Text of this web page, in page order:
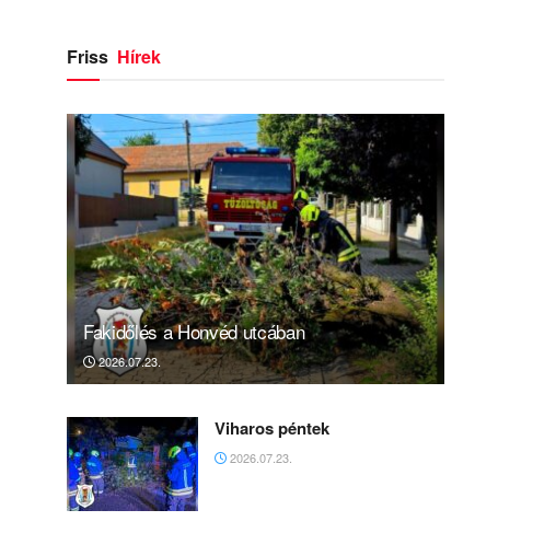
Friss Hírek
Fakidőlés a Honvéd utcában
2026.07.23.
Viharos péntek
2026.07.23.